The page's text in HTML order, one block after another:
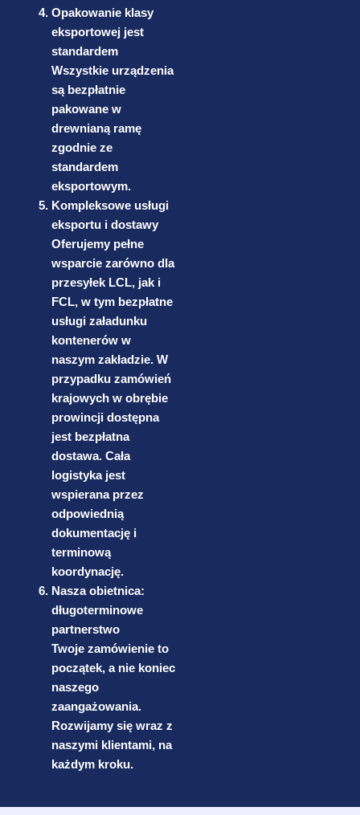
Opakowanie klasy
eksportowej jest
standardem
Wszystkie urządzenia
są bezpłatnie
pakowane w
drewnianą ramę
zgodnie ze
standardem
eksportowym.
Kompleksowe usługi
eksportu i dostawy
Oferujemy pełne
wsparcie zarówno dla
przesyłek LCL, jak i
FCL, w tym bezpłatne
usługi załadunku
kontenerów w
naszym zakładzie. W
przypadku zamówień
krajowych w obrębie
prowincji dostępna
jest bezpłatna
dostawa. Cała
logistyka jest
wspierana przez
odpowiednią
dokumentację i
terminową
koordynację.
Nasza obietnica:
długoterminowe
partnerstwo
Twoje zamówienie to
początek, a nie koniec
naszego
zaangażowania.
Rozwijamy się wraz z
naszymi klientami, na
każdym kroku.